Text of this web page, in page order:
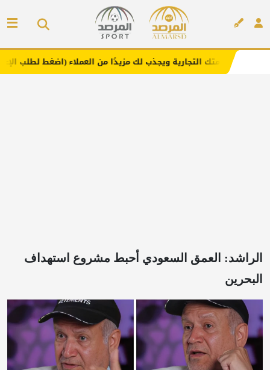
ويجذب لك مزيدًا من العملاء (اضغط لطلب الإعلان)
الراشد: العمق السعودي أحبط مشروع استهداف
البحرين